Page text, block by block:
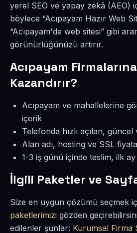
yerel SEO ve yapay zekâ (AEO)
böylece “Acıpayam Hazır Web
“Acıpayam'de web sitesi” gibi
görünürlüğünüzü artırır.
Acıpayam
Kazandırır?
Acıpayam ve mahallelerine
içerik
Telefonda hızlı açılan,
Alan adı, hosting ve SSL
1-3 iş günü içinde teslim, ilk
İlgili Paketler ve
Size en uygun çözümü seçmek
paketlerimizi gözden
edilenler şunlar: Kurumsal Firma